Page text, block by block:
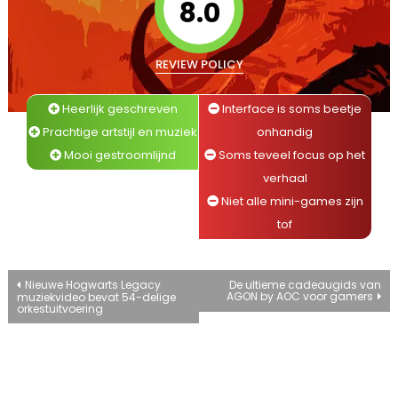
8.0
REVIEW POLICY
Heerlijk geschreven
Prachtige artstijl en muziek
Mooi gestroomlijnd
Interface is soms beetje
onhandig
Soms teveel focus op het
verhaal
Niet alle mini-games zijn
tof
Bericht
navigatie
Nieuwe Hogwarts Legacy
muziekvideo bevat 54-delige
orkestuitvoering
De ultieme cadeaugids van
AGON by AOC voor gamers